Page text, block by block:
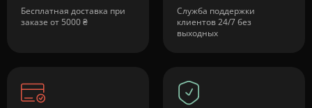
Бесплатная доставка при
заказе от 5000 ₴
Служба поддержки
клиентов 24/7 без
выходных